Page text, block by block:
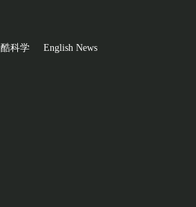
酷科学 English News